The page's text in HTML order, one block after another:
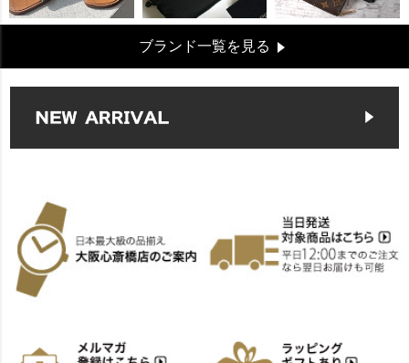
ブランド一覧を見る